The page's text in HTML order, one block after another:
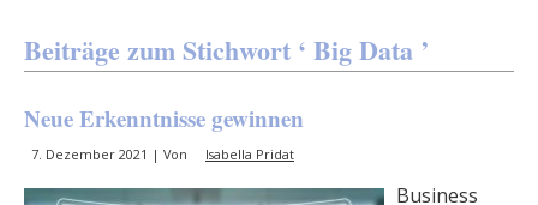
Beiträge zum Stichwort ‘ Big Data ’
Neue Erkenntnisse gewinnen
7. Dezember 2021 | Von Isabella Pridat
Business